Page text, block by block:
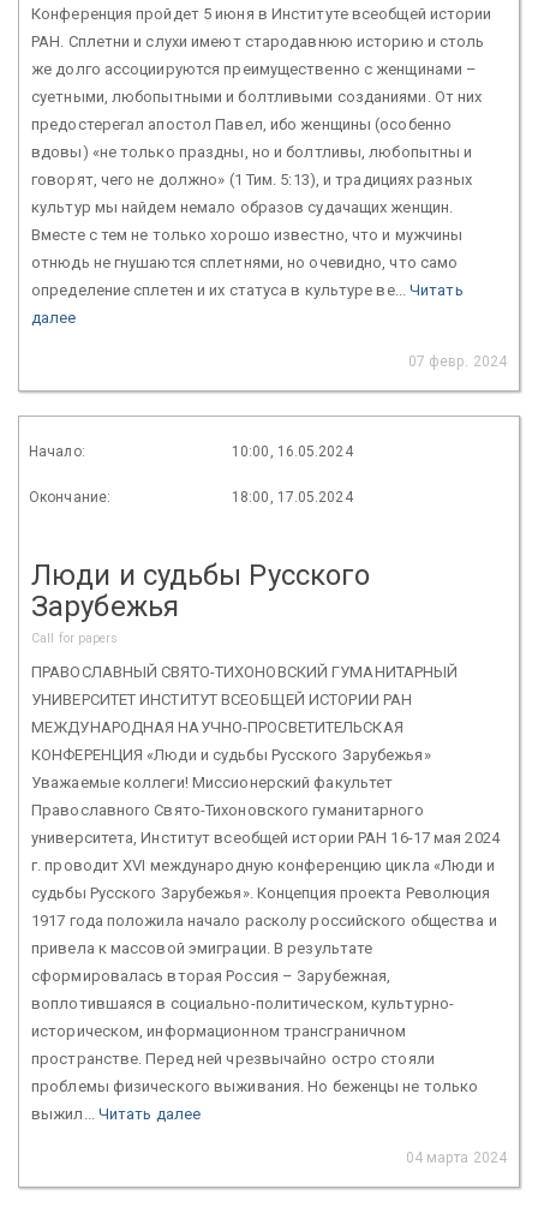
Конференция пройдет 5 июня в Институте всеобщей истории
РАН. Сплетни и слухи имеют стародавнюю историю и столь
же долго ассоциируются преимущественно с женщинами –
суетными, любопытными и болтливыми созданиями. От них
предостерегал апостол Павел, ибо женщины (особенно
вдовы) «не только праздны, но и болтливы, любопытны и
говорят, чего не должно» (1 Тим. 5:13), и традициях разных
культур мы найдем немало образов судачащих женщин.
Вместе с тем не только хорошо известно, что и мужчины
отнюдь не гнушаются сплетнями, но очевидно, что само
определение сплетен и их статуса в культуре ве...Читать
далее
07 февр. 2024
Начало: 10:00, 16.05.2024
Окончание: 18:00, 17.05.2024
Люди и судьбы Русского
Зарубежья
Call for papers
ПРАВОСЛАВНЫЙ СВЯТО-ТИХОНОВСКИЙ ГУМАНИТАРНЫЙ
УНИВЕРСИТЕТ ИНСТИТУТ ВСЕОБЩЕЙ ИСТОРИИ РАН
МЕЖДУНАРОДНАЯ НАУЧНО-ПРОСВЕТИТЕЛЬСКАЯ
КОНФЕРЕНЦИЯ «Люди и судьбы Русского Зарубежья»
Уважаемые коллеги! Миссионерский факультет
Православного Свято-Тихоновского гуманитарного
университета, Институт всеобщей истории РАН 16-17 мая 2024
г. проводит ХVI международную конференцию цикла «Люди и
судьбы Русского Зарубежья». Концепция проекта Революция
1917 года положила начало расколу российского общества и
привела к массовой эмиграции. В результате
сформировалась вторая Россия – Зарубежная,
воплотившаяся в социально-политическом, культурно-
историческом, информационном трансграничном
пространстве. Перед ней чрезвычайно остро стояли
проблемы физического выживания. Но беженцы не только
выжил... Читать далее
04 марта 2024